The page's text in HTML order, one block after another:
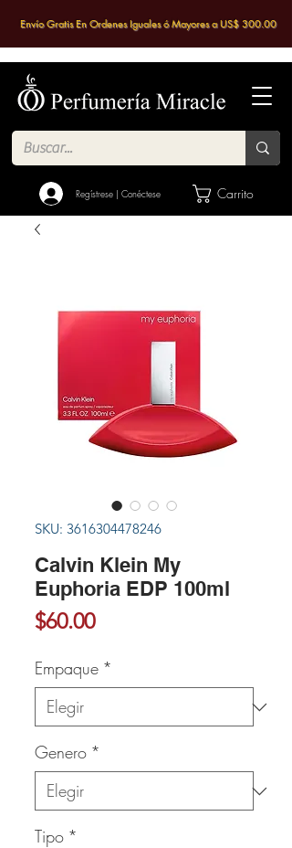
Regístrese | Conéctese Carrito
Envío Gratis En Ordenes Iguales ó Mayores a US$ 300.00
SKU: 3616304478246
Calvin Klein My
Euphoria EDP 100ml
$60.00Precio
Empaque *
Genero *
Tipo *